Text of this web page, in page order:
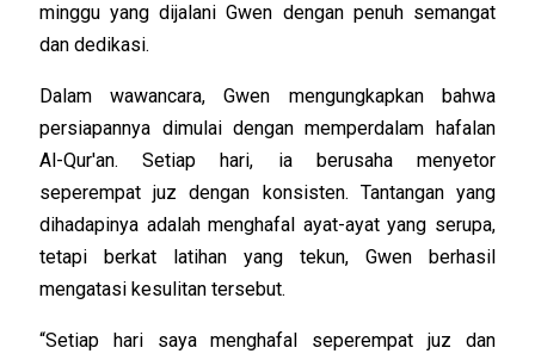
minggu yang dijalani Gwen dengan penuh semangat
dan dedikasi.
Dalam wawancara, Gwen mengungkapkan bahwa
persiapannya dimulai dengan memperdalam hafalan
Al-Qur'an. Setiap hari, ia berusaha menyetor
seperempat juz dengan konsisten. Tantangan yang
dihadapinya adalah menghafal ayat-ayat yang serupa,
tetapi berkat latihan yang tekun, Gwen berhasil
mengatasi kesulitan tersebut.
“Setiap hari saya menghafal seperempat juz dan